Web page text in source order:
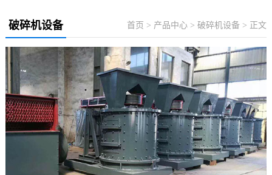
首页 > 产品中心 >破碎机设备 > 正文
破碎机设备